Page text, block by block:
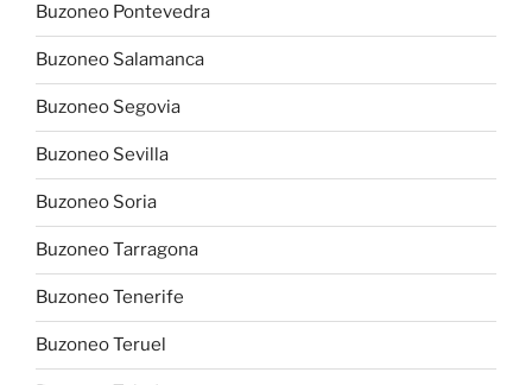
Buzoneo Pontevedra
Buzoneo Salamanca
Buzoneo Segovia
Buzoneo Sevilla
Buzoneo Soria
Buzoneo Tarragona
Buzoneo Tenerife
Buzoneo Teruel